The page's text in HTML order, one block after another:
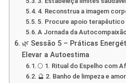
4. Reconstrua a imagem
5. Procure apoio terapêutico
A Jornada da
🌿 Sessão 5 – Práticas
Elevar a Autoestima
🌕 1. Ritual do Espelho com
🔮 2. Banho de limpeza e